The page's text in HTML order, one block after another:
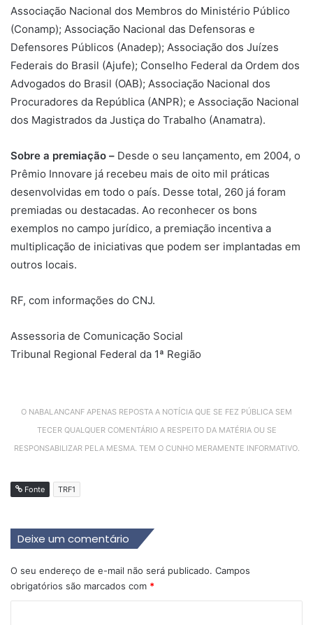
Associação Nacional dos Membros do Ministério Público
(Conamp); Associação Nacional das Defensoras e
Defensores Públicos (Anadep); Associação dos Juízes
Federais do Brasil (Ajufe); Conselho Federal da Ordem dos
Advogados do Brasil (OAB); Associação Nacional dos
Procuradores da República (ANPR); e Associação Nacional
dos Magistrados da Justiça do Trabalho (Anamatra).
Sobre a premiação – Desde o seu lançamento, em 2004, o
Prêmio Innovare já recebeu mais de oito mil práticas
desenvolvidas em todo o país. Desse total, 260 já foram
premiadas ou destacadas. Ao reconhecer os bons
exemplos no campo jurídico, a premiação incentiva a
multiplicação de iniciativas que podem ser implantadas em
outros locais.
RF, com informações do CNJ.
Assessoria de Comunicação Social
Tribunal Regional Federal da 1ª Região
O NABALANCANF APENAS REPOSTA A NOTÍCIA QUE SE FEZ PÚBLICA SEM
TECER QUALQUER COMENTÁRIO A RESPEITO DA MATÉRIA OU SE
RESPONSABILIZAR PELA MESMA. TEM O CUNHO MERAMENTE INFORMATIVO.
Fonte TRF1
Deixe um comentário
O seu endereço de e-mail não será publicado. Campos
obrigatórios são marcados com *